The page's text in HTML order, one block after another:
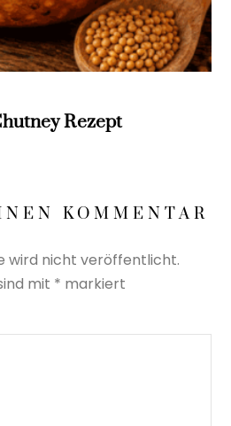
Rezept
KOMMENTAR
wird nicht veröffentlicht.
mit * markiert